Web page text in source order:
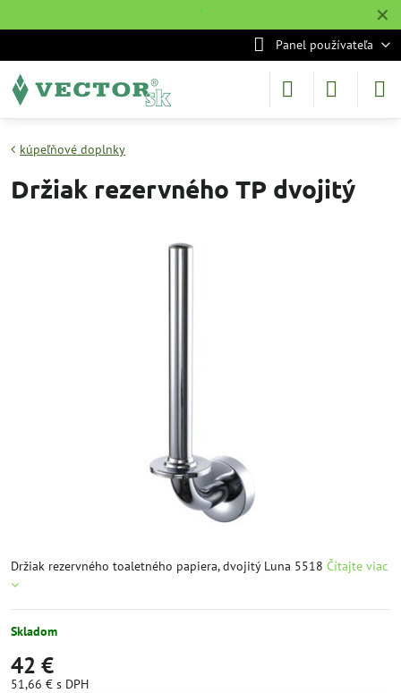
✕
˙
Panel používateľa
kúpeľňové doplnky
Držiak rezervného TP dvojitý
Držiak rezervného toaletného papiera, dvojitý Luna 5518 Čítajte viac
Skladom
42 €
51,66 € s DPH